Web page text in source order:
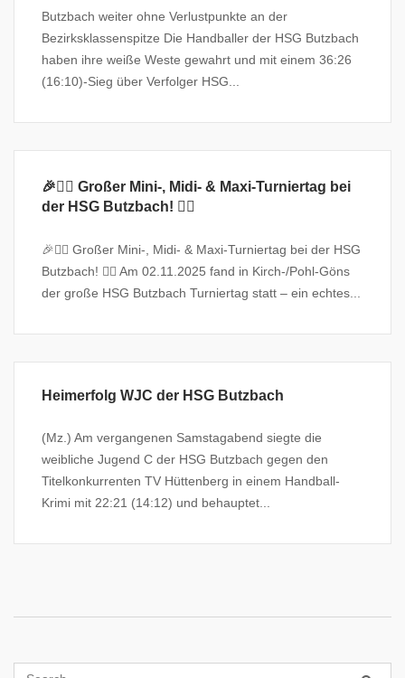
Butzbach weiter ohne Verlustpunkte an der
Bezirksklassenspitze Die Handballer der HSG Butzbach
haben ihre weiße Weste gewahrt und mit einem 36:26
(16:10)-Sieg über Verfolger HSG...
🎉🤾‍♂️ Großer Mini-, Midi- & Maxi-Turniertag bei
der HSG Butzbach! 🤾‍♀️
🎉🤾‍♂️ Großer Mini-, Midi- & Maxi-Turniertag bei der HSG
Butzbach! 🤾‍♀️ Am 02.11.2025 fand in Kirch-/Pohl-Göns
der große HSG Butzbach Turniertag statt – ein echtes...
Heimerfolg WJC der HSG Butzbach
(Mz.) Am vergangenen Samstagabend siegte die
weibliche Jugend C der HSG Butzbach gegen den
Titelkonkurrenten TV Hüttenberg in einem Handball-
Krimi mit 22:21 (14:12) und behauptet...